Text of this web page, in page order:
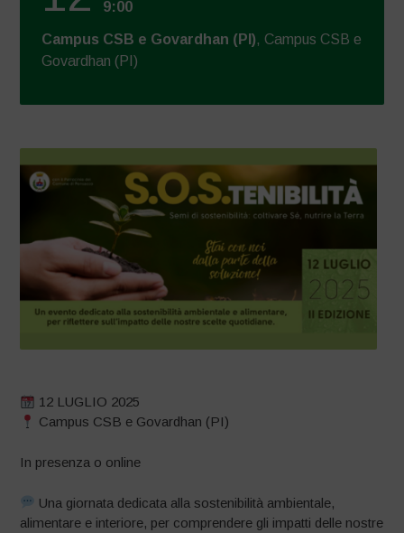
9:00
Campus CSB e Govardhan (PI), Campus CSB e
Govardhan (PI)
12 LUGLIO 2025
Campus CSB e Govardhan (PI)
In presenza o online
Una giornata dedicata alla sostenibilità ambientale,
alimentare e interiore, per comprendere gli impatti delle nostre